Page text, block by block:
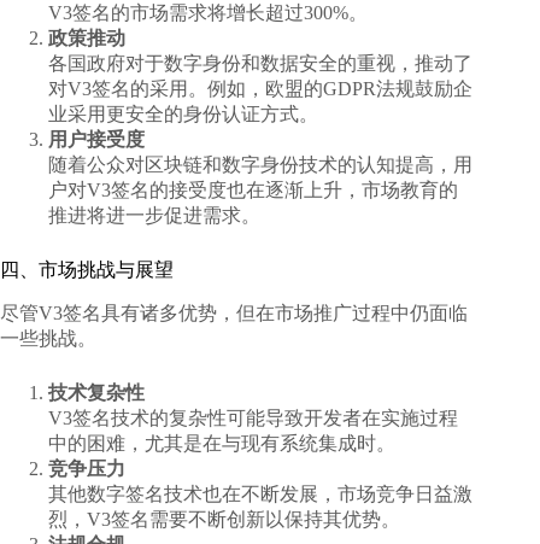
V3签名的市场需求将增长超过300%。
政策推动
各国政府对于数字身份和数据安全的重视，推动了
对V3签名的采用。例如，欧盟的GDPR法规鼓励企
业采用更安全的身份认证方式。
用户接受度
随着公众对区块链和数字身份技术的认知提高，用
户对V3签名的接受度也在逐渐上升，市场教育的
推进将进一步促进需求。
四、市场挑战与展望
尽管V3签名具有诸多优势，但在市场推广过程中仍面临
一些挑战。
技术复杂性
V3签名技术的复杂性可能导致开发者在实施过程
中的困难，尤其是在与现有系统集成时。
竞争压力
其他数字签名技术也在不断发展，市场竞争日益激
烈，V3签名需要不断创新以保持其优势。